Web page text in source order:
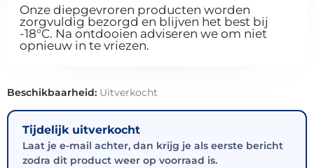
Onze diepgevroren producten worden
zorgvuldig bezorgd en blijven het best bij
-18°C. Na ontdooien adviseren we om niet
opnieuw in te vriezen.
Beschikbaarheid: Uitverkocht
Tijdelijk uitverkocht
Laat je e-mail achter, dan krijg je als eerste bericht
zodra dit product weer op voorraad is.